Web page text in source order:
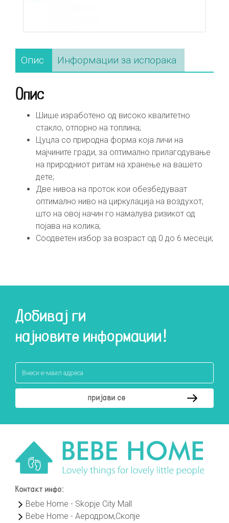
Опис Информации за испорака
Опис
Шише изработено од високо квалитетно
стакло, отпорно на топлина;
Цуцла со природна форма која личи на
мајчините гради, за оптимално прилагодување
на природниот ритам на хранење на вашето
дете;
Две нивоа на проток кои обезбедуваат
оптимално ниво на циркулација на воздухот,
што на овој начин го намалува ризикот од
појава на колика;
Соодветен избор за возраст од 0 до 6 месеци;
Добивај ги
најновите информации!
Контакт инфо:
Bebe Home - Skopje City Mall
Bebe Home - Аеродром,Скопје